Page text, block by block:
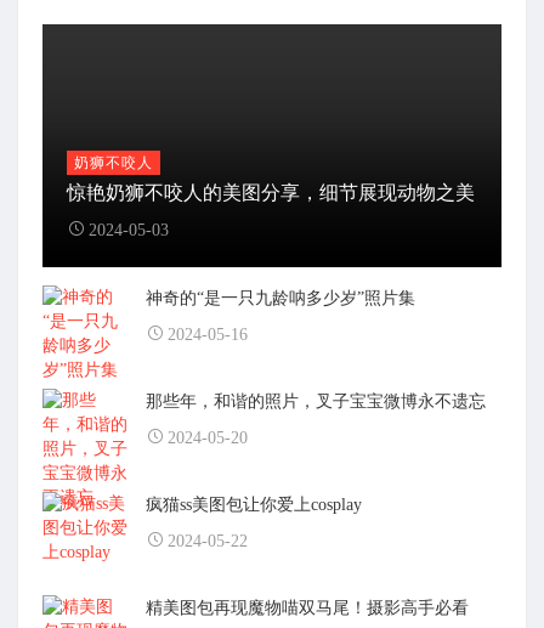
奶狮不咬人
惊艳奶狮不咬人的美图分享，细节展现动物之美
2024-05-03
神奇的“是一只九龄呐多少岁”照片集
2024-05-16
那些年，和谐的照片，叉子宝宝微博永不遗忘
2024-05-20
疯猫ss美图包让你爱上cosplay
2024-05-22
精美图包再现魔物喵双马尾！摄影高手必看